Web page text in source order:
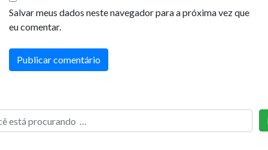
Salvar meus dados neste navegador para a próxima vez que
eu comentar.